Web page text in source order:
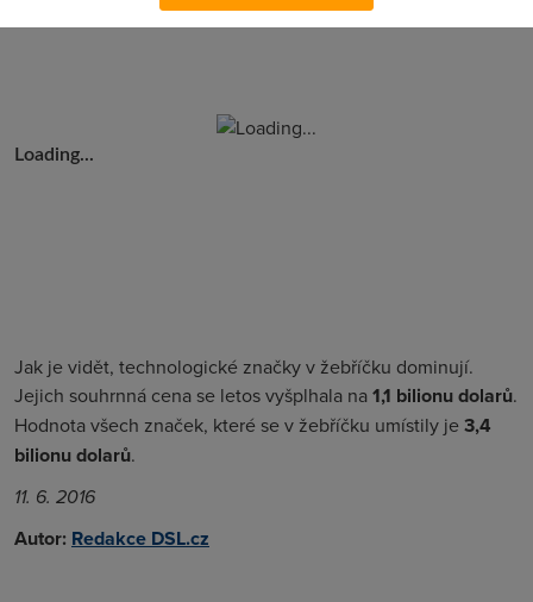
Loading...
Jak je vidět, technologické značky v žebříčku dominují.
Jejich souhrnná cena se letos vyšplhala na1,1 bilionu dolarů.
Hodnota všech značek, které se v žebříčku umístily je 3,4
bilionu dolarů.
11. 6. 2016
Autor: Redakce DSL.cz